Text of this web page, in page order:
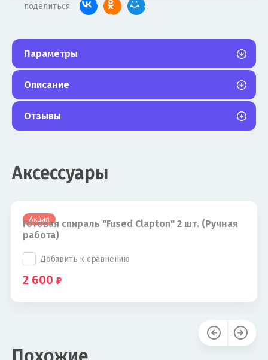
поделиться:
Параметры
Описание
Отзывы
Аксессуары
Акция
Готовая спираль "Fused Clapton" 2 шт. (Ручная
работа)
Добавить к сравнению
2 600